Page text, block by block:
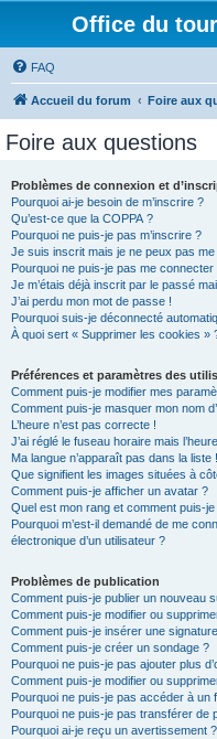
Office du
FAQ
Accueil du forum Foire aux
Foire aux questions
Problèmes de connexion et
Pourquoi ai-je besoin de m’inscrire ?
Qu’est-ce que la COPPA ?
Pourquoi ne puis-je pas m’inscrire ?
Je suis inscrit mais je ne peux pas
Pourquoi ne puis-je pas me connecter
Je m’étais déjà inscrit par le passé
J’ai perdu mon mot de passe !
Pourquoi suis-je déconnecté
À quoi sert « Supprimer les cookies »
Préférences et paramètres des
Comment puis-je modifier mes
Comment puis-je masquer mon nom
L’heure n’est pas correcte !
J’ai réglé le fuseau horaire mais
Ma langue n’apparaît pas dans la liste !
Que signifient les images situées à
Comment puis-je afficher un avatar ?
Quel est mon rang et comment puis-je
Pourquoi m’est-il demandé de me
électronique d’un utilisateur ?
Problèmes de publication
Comment puis-je publier un nouveau
Comment puis-je modifier ou
Comment puis-je insérer une
Comment puis-je créer un sondage ?
Pourquoi ne puis-je pas ajouter plus
Comment puis-je modifier ou
Pourquoi ne puis-je pas accéder à un
Pourquoi ne puis-je pas transférer de
Pourquoi ai-je reçu un avertissement ?